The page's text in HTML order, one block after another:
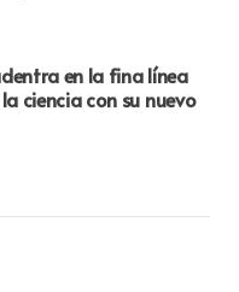
en la fina línea
ciencia con su nuevo